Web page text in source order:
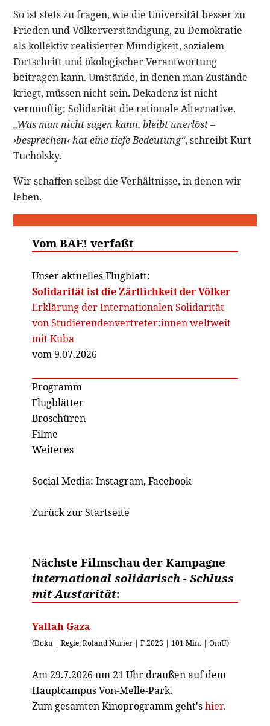
So ist stets zu fragen, wie die Universität besser zu
Frieden und Völkerverständigung, zu Demokratie
als kollektiv realisierter Mündigkeit, sozialem
Fortschritt und ökologischer Verantwortung
beitragen kann. Umstände, in denen man Zustände
kriegt, müssen nicht sein. Dekadenz ist nicht
vernünftig; Solidarität die rationale Alternative.
„Was man nicht sagen kann, bleibt unerlöst –
›besprechen‹ hat eine tiefe Bedeutung“, schreibt Kurt
Tucholsky.
Wir schaffen selbst die Verhältnisse, in denen wir
leben.
Vom BAE! verfaßt
Unser aktuelles Flugblatt:
Solidarität ist die Zärtlichkeit der Völker
Erklärung der Internationalen Solidarität
von Studierendenvertreter:innen weltweit
mit Kuba
vom 9.07.2026
Programm
Flugblätter
Broschüren
Filme
Weiteres
Social Media: Instagram, Facebook
Zurück zur Startseite
Nächste Filmschau der Kampagne
international solidarisch - Schluss
mit Austarität:
Yallah Gaza
(Doku | Regie: Roland Nurier | F 2023 | 101 Min. | OmU)
Am 29.7.2026 um 21 Uhr draußen auf dem
Hauptcampus Von-Melle-Park.
Zum gesamten Kinoprogramm geht'shier.